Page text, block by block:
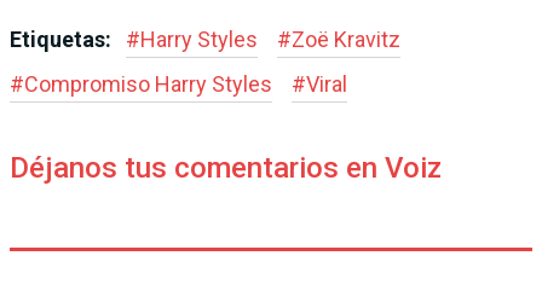
Etiquetas: #Harry Styles #Zoë Kravitz
#Compromiso Harry Styles #Viral
Déjanos tus comentarios en Voiz